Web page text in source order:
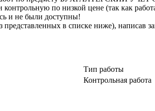
по низкой цене (так как
и не были доступны!
в списке ниже), написав
Тип работы
Контрольная работа